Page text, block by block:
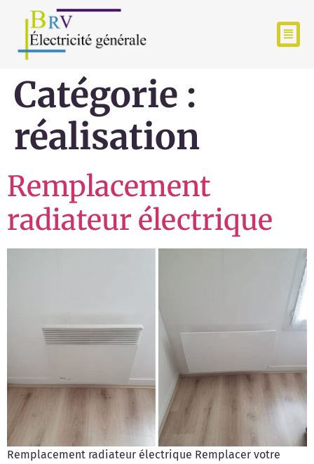
Catégorie :
réalisation
Remplacement
radiateur électrique
Remplacement radiateur électrique Remplacer votre